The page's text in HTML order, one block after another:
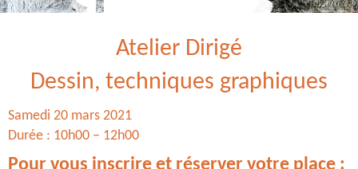
Atelier Dirigé
Dessin, techniques graphiques
Samedi 20 mars 2021
Durée : 10h00 – 12h00
Pour vous inscrire et réserver votre place :